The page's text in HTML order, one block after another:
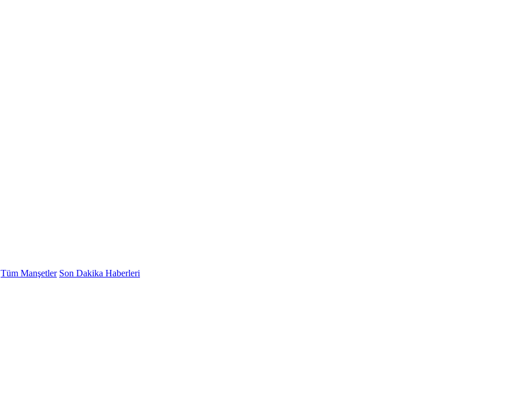
Tüm Manşetler Son Dakika Haberleri